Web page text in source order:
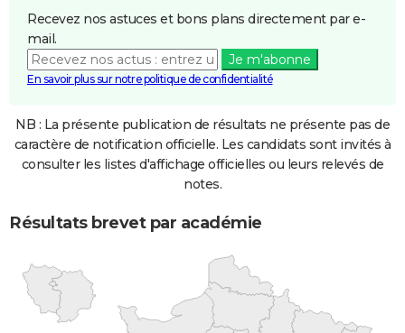
Recevez nos astuces et bons plans directement par e-
mail.
Je m'abonne
En savoir plus sur notre politique de confidentialité
NB : La présente publication de résultats ne présente pas de
caractère de notification officielle. Les candidats sont invités à
consulter les listes d'affichage officielles ou leurs relevés de
notes.
Résultats brevet par académie